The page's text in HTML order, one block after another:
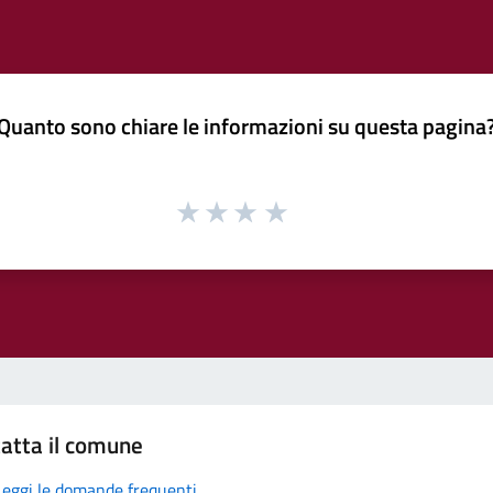
sono chiare le informazioni su questa
il comune